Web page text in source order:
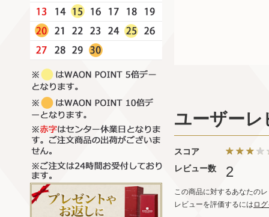
ユーザーレ
スコア
レビュー数
2
この商品に対するあなたの
レビューを評価するには ロ